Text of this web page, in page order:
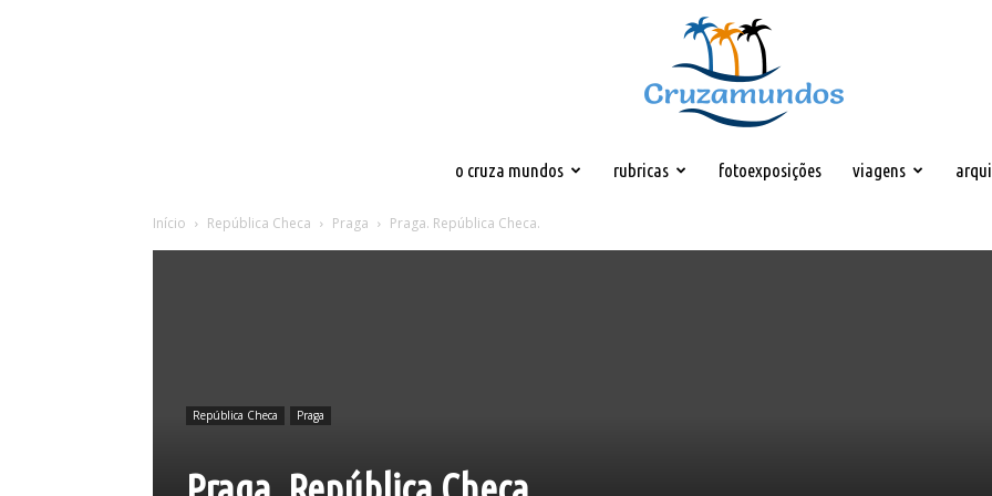
o cruza mundos rubricas fotoexposições viagens
Início República Checa Praga Praga. República Checa.
República Checa Praga